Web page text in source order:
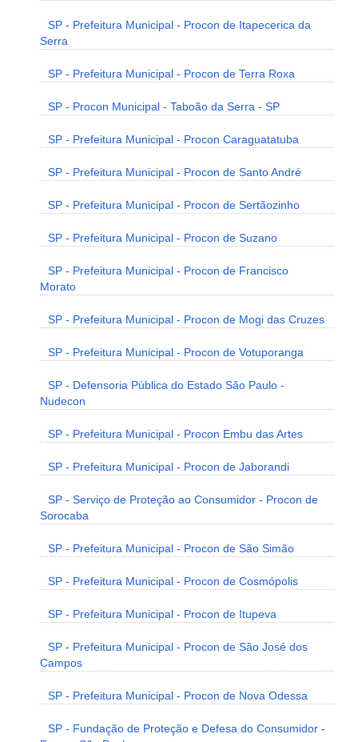
SP - Prefeitura Municipal - Procon de Itapecerica da
Serra
SP - Prefeitura Municipal - Procon de Terra Roxa
SP - Procon Municipal - Taboão da Serra - SP
SP - Prefeitura Municipal - Procon Caraguatatuba
SP - Prefeitura Municipal - Procon de Santo André
SP - Prefeitura Municipal - Procon de Sertãozinho
SP - Prefeitura Municipal - Procon de Suzano
SP - Prefeitura Municipal - Procon de Francisco
Morato
SP - Prefeitura Municipal - Procon de Mogi das Cruzes
SP - Prefeitura Municipal - Procon de Votuporanga
SP - Defensoria Pública do Estado São Paulo -
Nudecon
SP - Prefeitura Municipal - Procon Embu das Artes
SP - Prefeitura Municipal - Procon de Jaborandi
SP - Serviço de Proteção ao Consumidor - Procon de
Sorocaba
SP - Prefeitura Municipal - Procon de São Simão
SP - Prefeitura Municipal - Procon de Cosmópolis
SP - Prefeitura Municipal - Procon de Itupeva
SP - Prefeitura Municipal - Procon de São José dos
Campos
SP - Prefeitura Municipal - Procon de Nova Odessa
SP - Fundação de Proteção e Defesa do Consumidor -